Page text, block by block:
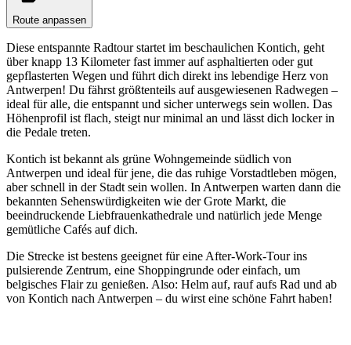
Route anpassen
Diese entspannte Radtour startet im beschaulichen Kontich, geht
über knapp 13 Kilometer fast immer auf asphaltierten oder gut
gepflasterten Wegen und führt dich direkt ins lebendige Herz von
Antwerpen! Du fährst größtenteils auf ausgewiesenen Radwegen –
ideal für alle, die entspannt und sicher unterwegs sein wollen. Das
Höhenprofil ist flach, steigt nur minimal an und lässt dich locker in
die Pedale treten.
Kontich ist bekannt als grüne Wohngemeinde südlich von
Antwerpen und ideal für jene, die das ruhige Vorstadtleben mögen,
aber schnell in der Stadt sein wollen. In Antwerpen warten dann die
bekannten Sehenswürdigkeiten wie der Grote Markt, die
beeindruckende Liebfrauenkathedrale und natürlich jede Menge
gemütliche Cafés auf dich.
Die Strecke ist bestens geeignet für eine After-Work-Tour ins
pulsierende Zentrum, eine Shoppingrunde oder einfach, um
belgisches Flair zu genießen. Also: Helm auf, rauf aufs Rad und ab
von Kontich nach Antwerpen – du wirst eine schöne Fahrt haben!